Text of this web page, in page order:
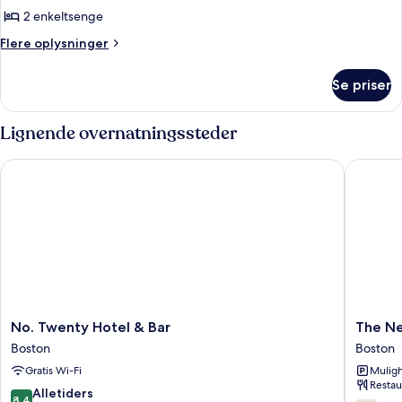
Standardværelse
med
-
badeværelse
2 enkeltsenge
Flere oplysninger
Flere
med
2
enkeltsenge
eget
Se priser
Lignende overnatningssteder
No.
Twenty
Hotel
&
Bar
No. Twenty Hotel & Bar
Boston
Gratis Wi-Fi
8.4 Alletiders
No. Twenty Hotel & Bar
The
New
England
Hotel
Boston
The
Boston
The